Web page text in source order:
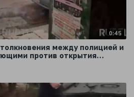
0:45
между полицией и
против открытия
в стране